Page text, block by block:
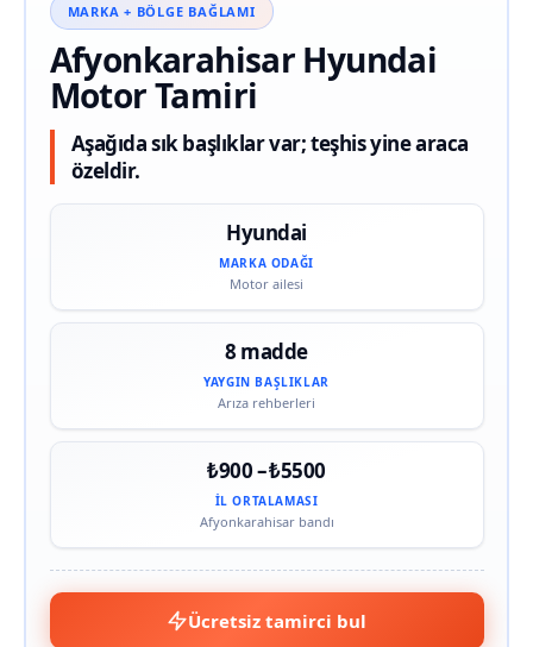
MARKA + BÖLGE BAĞLAMI
Afyonkarahisar Hyundai
Motor Tamiri
Aşağıda sık başlıklar var; teşhis yine araca
özeldir.
Hyundai
MARKA ODAĞI
Motor ailesi
8 madde
YAYGIN BAŞLIKLAR
Arıza rehberleri
₺900 – ₺5500
İL ORTALAMASI
Afyonkarahisar bandı
Ücretsiz tamirci bul